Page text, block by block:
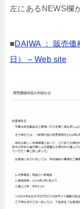
左にあるNEWS欄
■DAIWA ： 販売
日） – Web site